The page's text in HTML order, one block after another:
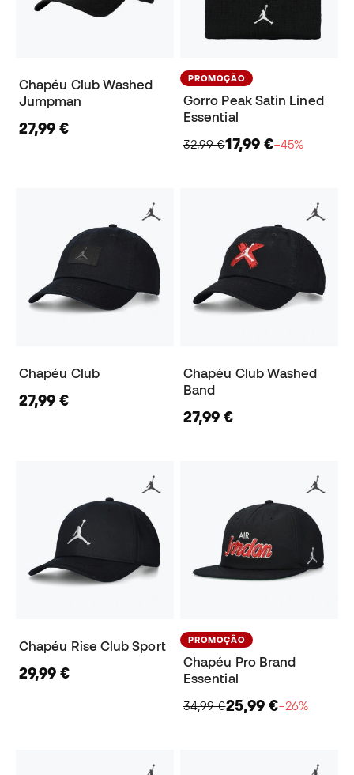
Chapéu Club Washed
Jumpman
27,99 €
PROMOÇÃO
Gorro Peak Satin Lined
Essential
32,99 €17,99 €−45%
Chapéu Club
27,99 €
Chapéu Club Washed
Band
27,99 €
Chapéu Rise Club Sport
29,99 €
PROMOÇÃO
Chapéu Pro Brand
Essential
34,99 €25,99 €−26%